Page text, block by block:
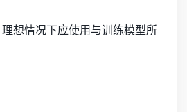
想情况下应使用与训练模型所